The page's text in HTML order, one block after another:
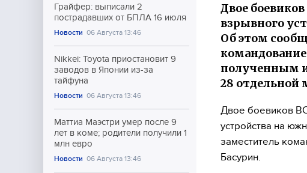
Грайфер: выписали 2
пострадавших от БПЛА 16 июля
Новости 06 Августа 13:46
Nikkei: Toyota приостановит 9
заводов в Японии из-за
тайфуна
Новости 06 Августа 13:46
Маттиа Маэстри умер после 9
лет в коме; родители получили 1
млн евро
Новости 06 Августа 13:46
Двое
взрывного
Об этом
полученным
28 отдельной
Двое боевиков
устройства на
заместитель
Басурин.